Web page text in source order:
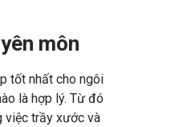
môn
tốt nhất cho ngôi
là hợp lý. Từ đó
việc trầy xước và